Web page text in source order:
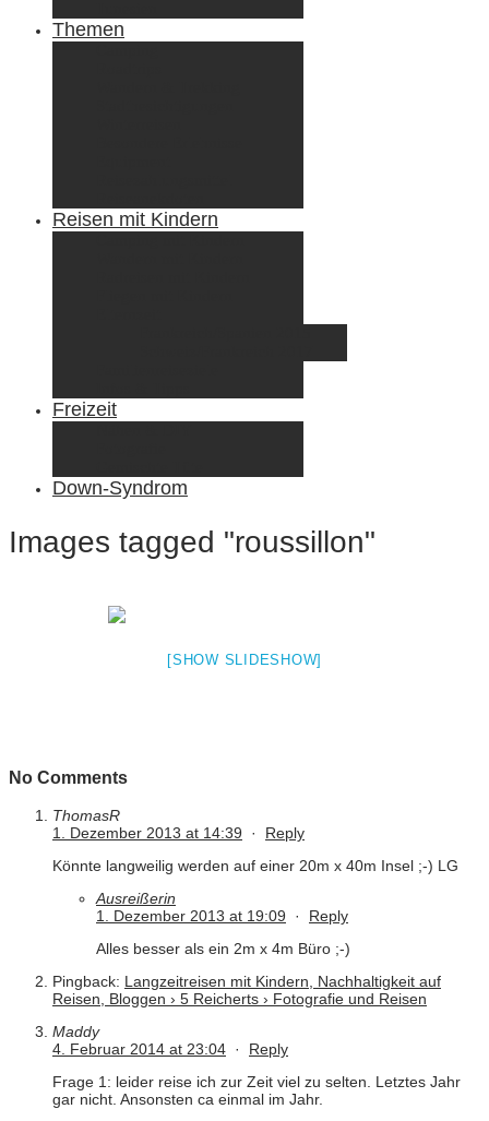
Themen
Reisen mit Kindern
Freizeit
Down-Syndrom
Images tagged "roussillon"
[SHOW SLIDESHOW]
No Comments
ThomasR
1. Dezember 2013 at 14:39 · Reply
Könnte langweilig werden auf einer 20m x 40m Insel ;-) LG
Ausreißerin
1. Dezember 2013 at 19:09 · Reply
Alles besser als ein 2m x 4m Büro ;-)
Pingback: Langzeitreisen mit Kindern, Nachhaltigkeit auf
Reisen, Bloggen › 5 Reicherts › Fotografie und Reisen
Maddy
4. Februar 2014 at 23:04 · Reply
Frage 1: leider reise ich zur Zeit viel zu selten. Letztes Jahr
gar nicht. Ansonsten ca einmal im Jahr.